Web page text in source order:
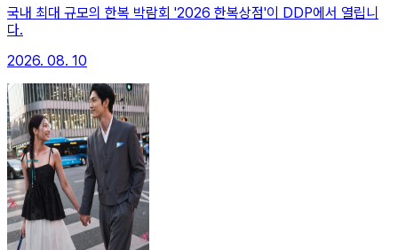
국내 최대 규모의 한복 박람회 '2026 한복상점'이 DDP에서 열립니
다.
2026. 08. 10